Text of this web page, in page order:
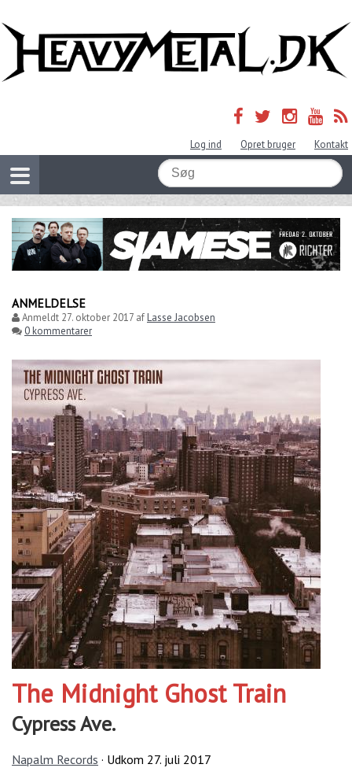
Log ind Opret bruger Kontakt
ANMELDELSE
Anmeldt 27. oktober 2017 afLasse Jacobsen
0 kommentarer
The Midnight Ghost Train
Cypress Ave.
Napalm Records · Udkom 27. juli 2017